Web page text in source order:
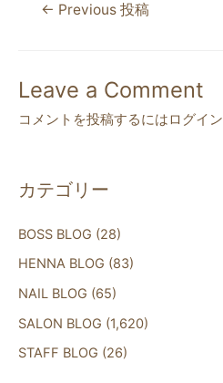
e
o
o
k
er
← Previous 投稿
Leave a Comment
コメントを投稿するにはログイン
カテゴリー
BOSS BLOG (28)
HENNA BLOG (83)
NAIL BLOG (65)
SALON BLOG (1,620)
STAFF BLOG (26)